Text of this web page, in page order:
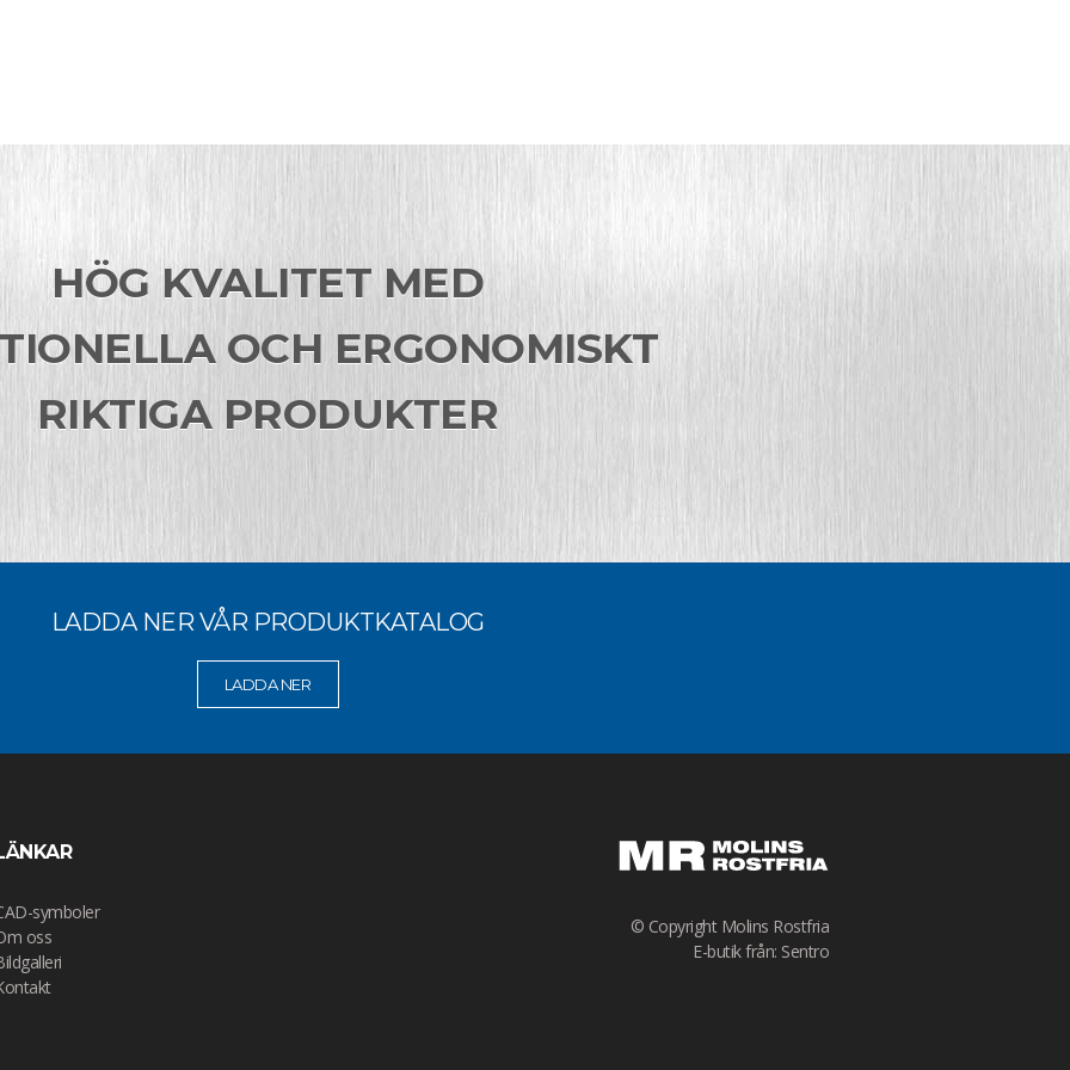
HÖG KVALITET MED
OCH ERGONOMISKT
RIKTIGA PRODUKTER
LADDA NER VÅR PRODUKTKATALOG
LADDA NER
symboler
oss
© Copyright Molins Rostfria
E-butik från: Sentro